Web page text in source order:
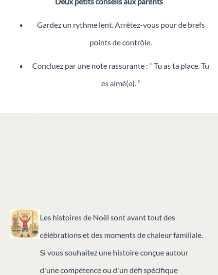
Gardez un rythme lent. Arrêtez-vous pour de brefs
points de contrôle.
Concluez par une note rassurante : “ Tu as ta place. Tu
es aimé(e). ”
Les histoires de Noël sont avant tout des
célébrations et des moments de chaleur familiale.
Si vous souhaitez une histoire conçue autour
d'une compétence ou d'un défi spécifique